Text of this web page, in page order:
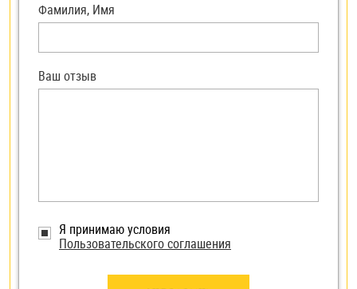
Фамилия, Имя
Я принимаю условия
Пользовательского соглашения
Ваш отзыв